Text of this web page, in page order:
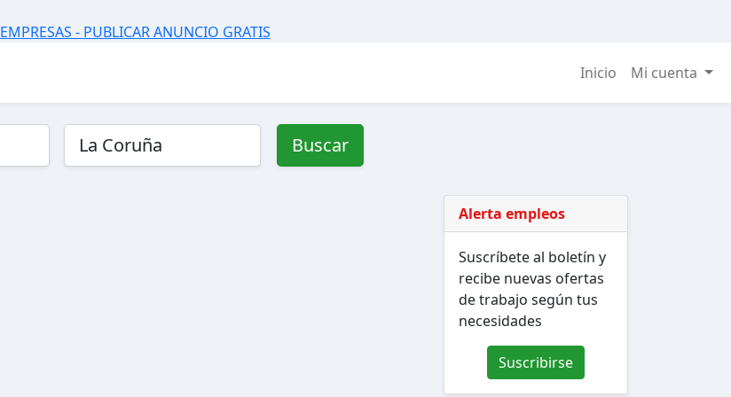
EMPRESAS - PUBLICAR ANUNCIO GRATIS
Inicio Mi cuenta
Buscar
Alerta empleos
Suscríbete al boletín y
recibe nuevas ofertas
de trabajo según tus
necesidades
Suscribirse